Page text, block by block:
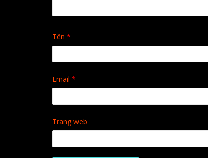
Tên *
Email *
Trang web